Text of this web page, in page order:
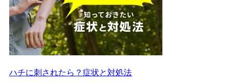
ハチに刺されたら？症状と対処法